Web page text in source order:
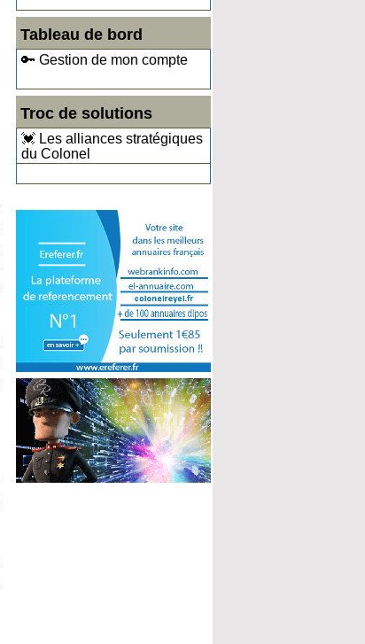
Tableau de bord
🔑 Gestion de mon compte
Troc de solutions
💓 Les alliances stratégiques
du Colonel